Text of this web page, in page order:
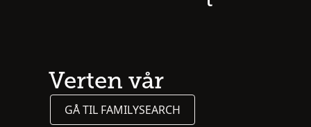
Verten vår
GÅ TIL FAMILYSEARCH